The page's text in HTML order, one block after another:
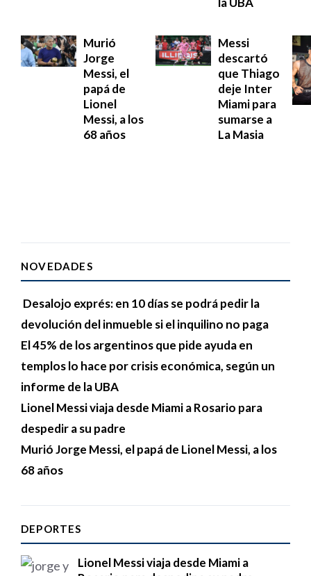
Murió
Jorge
Messi, el
papá de
Lionel
Messi, a los
68 años
Messi
descartó
que Thiago
deje Inter
Miami para
sumarse a
La Masia
NOVEDADES
Desalojo exprés: en 10 días se podrá pedir la
devolución del inmueble si el inquilino no paga
El 45% de los argentinos que pide ayuda en
templos lo hace por crisis económica, según un
informe de la UBA
Lionel Messi viaja desde Miami a Rosario para
despedir a su padre
Murió Jorge Messi, el papá de Lionel Messi, a los
68 años
DEPORTES
Lionel Messi viaja desde Miami a